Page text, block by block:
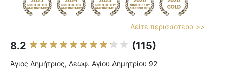
Δείτε περισσότερα >>
8.2 (115)
Άγιος Δημήτριος, Λεωφ. Αγίου Δημητρίου 92